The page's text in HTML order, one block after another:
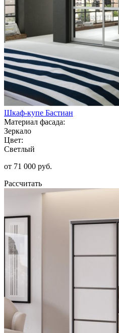
Шкаф-купе Бастиан
Материал фасада:
Зеркало
Цвет:
Светлый
от 71 000 руб.
Рассчитать